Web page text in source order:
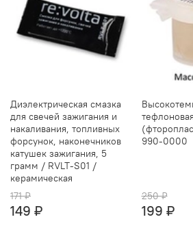
Диэлектрическая смазка
для свечей зажигания и
накаливания, топливных
форсунок, наконечников
катушек зажигания, 5
грамм / RVLT-S01 /
керамическая
171 ₽
149 ₽
990-0000
250 ₽
199 ₽